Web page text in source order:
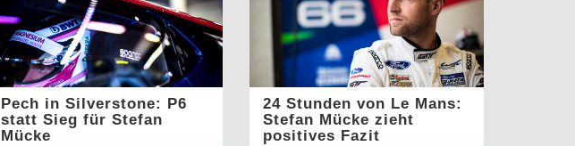
Pech in Silverstone: P6
statt Sieg für Stefan
Mücke
24 Stunden von Le Mans:
Stefan Mücke zieht
positives Fazit